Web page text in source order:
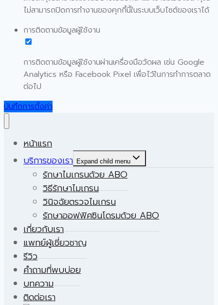
ไม่สามารถปิดการทำงานของคุกกี้นี้ในระบบเว็บไซต์ของเราได้
การติดตามข้อมูลผู้ใช้งาน
การติดตามข้อมูลผู้ใช้งานผ่านเครื่องมือวัดผล เช่น Google
Analytics หรือ Facebook Pixel เพื่อไว้ในการทำการตลาด
ต่อไป
บันทึกการตั้งค่า
หน้าแรก
บริการของเรา Expand child menu
รักษาไมเกรนด้วย ABO
วิธีรักษาไมเกรน
วินิจฉัยตรวจไมเกรน
รักษาออฟฟิศซินโดรมด้วย ABO
เกี่ยวกับเรา
แพทย์ผู้เชี่ยวชาญ
รีวิว
คำถามที่พบบ่อย
บทความ
ติดต่อเรา